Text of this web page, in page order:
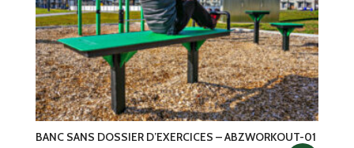
BANC SANS DOSSIER D’EXERCICES – ABZWORKOUT-01